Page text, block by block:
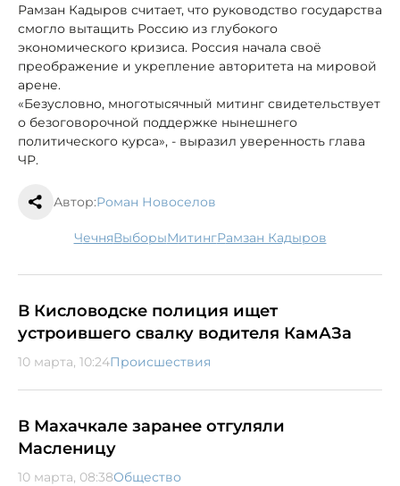
Рамзан Кадыров считает, что руководство государства
смогло вытащить Россию из глубокого
экономического кризиса. Россия начала своё
преображение и укрепление авторитета на мировой
арене.
«Безусловно, многотысячный митинг свидетельствует
о безоговорочной поддержке нынешнего
политического курса», - выразил уверенность глава
ЧР.
Автор:Роман Новоселов
Чечня выборы митинг Рамзан Кадыров
В Кисловодске полиция ищет
устроившего свалку водителя КамАЗа
10 марта, 10:24Происшествия
В Махачкале заранее отгуляли
Масленицу
10 марта, 08:38Общество